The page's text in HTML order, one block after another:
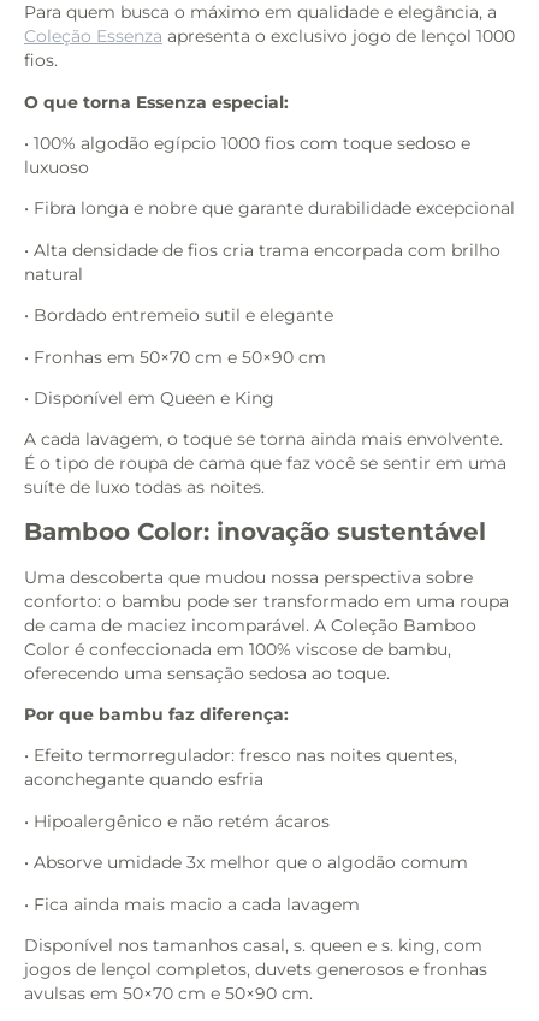
Para quem busca o máximo em qualidade e elegância, a
Coleção Essenza apresenta o exclusivo jogo de lençol 1000
fios.
O que torna Essenza especial:
• 100% algodão egípcio 1000 fios com toque sedoso e
luxuoso
• Fibra longa e nobre que garante durabilidade excepcional
• Alta densidade de fios cria trama encorpada com brilho
natural
• Bordado entremeio sutil e elegante
• Fronhas em 50×70 cm e 50×90 cm
• Disponível em Queen e King
A cada lavagem, o toque se torna ainda mais envolvente.
É o tipo de roupa de cama que faz você se sentir em uma
suíte de luxo todas as noites.
Bamboo Color: inovação sustentável
Uma descoberta que mudou nossa perspectiva sobre
conforto: o bambu pode ser transformado em uma roupa
de cama de maciez incomparável. A Coleção Bamboo
Color é confeccionada em 100% viscose de bambu,
oferecendo uma sensação sedosa ao toque.
Por que bambu faz diferença:
• Efeito termorregulador: fresco nas noites quentes,
aconchegante quando esfria
• Hipoalergênico e não retém ácaros
• Absorve umidade 3x melhor que o algodão comum
• Fica ainda mais macio a cada lavagem
Disponível nos tamanhos casal, s. queen e s. king, com
jogos de lençol completos, duvets generosos e fronhas
avulsas em 50×70 cm e 50×90 cm.